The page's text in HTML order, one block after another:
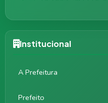
Institucional
A Prefeitura
Prefeito